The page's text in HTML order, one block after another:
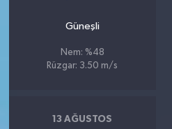
Güneşli
Nem: %48
Rüzgar: 3.50 m/s
13 AĞUSTOS